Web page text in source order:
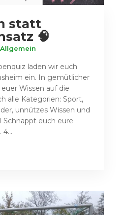
statt
🧠
Allgemein
laden wir euch
ein. In gemütlicher
Wissen auf die
alle Kategorien: Sport,
unnützes Wissen und
Schnappt euch eure
4...